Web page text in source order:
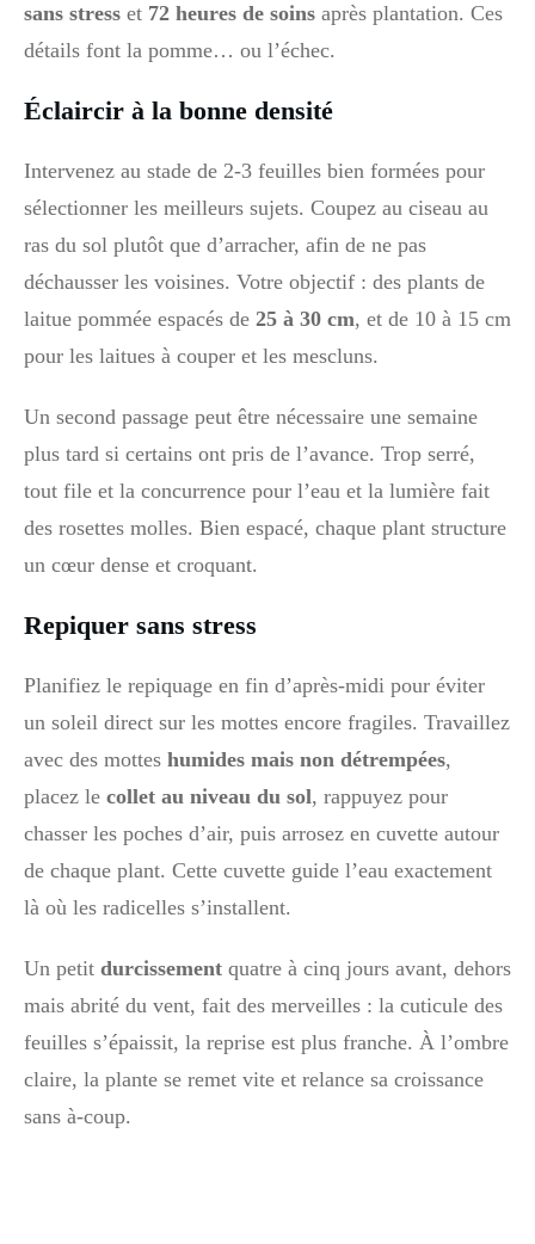
sans stress et 72 heures de soins après plantation. Ces
détails font la pomme… ou l’échec.
Éclaircir à la bonne densité
Intervenez au stade de 2-3 feuilles bien formées pour
sélectionner les meilleurs sujets. Coupez au ciseau au
ras du sol plutôt que d’arracher, afin de ne pas
déchausser les voisines. Votre objectif : des plants de
laitue pommée espacés de 25 à 30 cm, et de 10 à 15 cm
pour les laitues à couper et les mescluns.
Un second passage peut être nécessaire une semaine
plus tard si certains ont pris de l’avance. Trop serré,
tout file et la concurrence pour l’eau et la lumière fait
des rosettes molles. Bien espacé, chaque plant structure
un cœur dense et croquant.
Repiquer sans stress
Planifiez le repiquage en fin d’après-midi pour éviter
un soleil direct sur les mottes encore fragiles. Travaillez
avec des mottes humides mais non détrempées,
placez le collet au niveau du sol, rappuyez pour
chasser les poches d’air, puis arrosez en cuvette autour
de chaque plant. Cette cuvette guide l’eau exactement
là où les radicelles s’installent.
Un petit durcissement quatre à cinq jours avant, dehors
mais abrité du vent, fait des merveilles : la cuticule des
feuilles s’épaissit, la reprise est plus franche. À l’ombre
claire, la plante se remet vite et relance sa croissance
sans à-coup.